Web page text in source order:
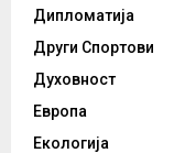
Дипломатија
Други Спортови
Духовност
Европа
Екологија